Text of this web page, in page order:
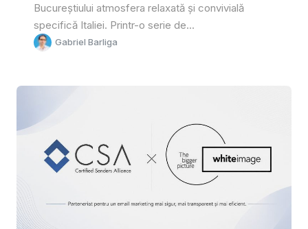
Bucureștiului atmosfera relaxată și convivială
specifică Italiei. Printr-o serie de...
Gabriel Barliga